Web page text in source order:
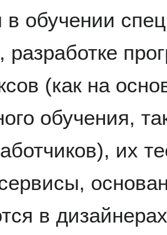
в обучении
разработке
(как на
обучения,
их
в